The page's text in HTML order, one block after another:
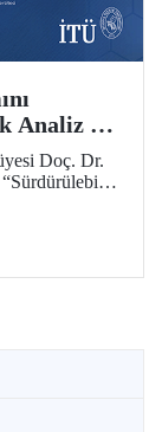
Analiz ve
Projeye
Doç. Dr.
Maruziyeti